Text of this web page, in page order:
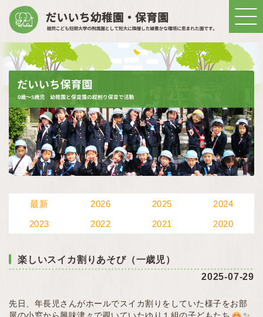
最新 2026 2025 2024
2023 2022 2021 2020
楽しいスイカ割りあそび（一歳児）
2025-07-29
先日、年長児さんがホールでスイカ割りをしていた様子をお部